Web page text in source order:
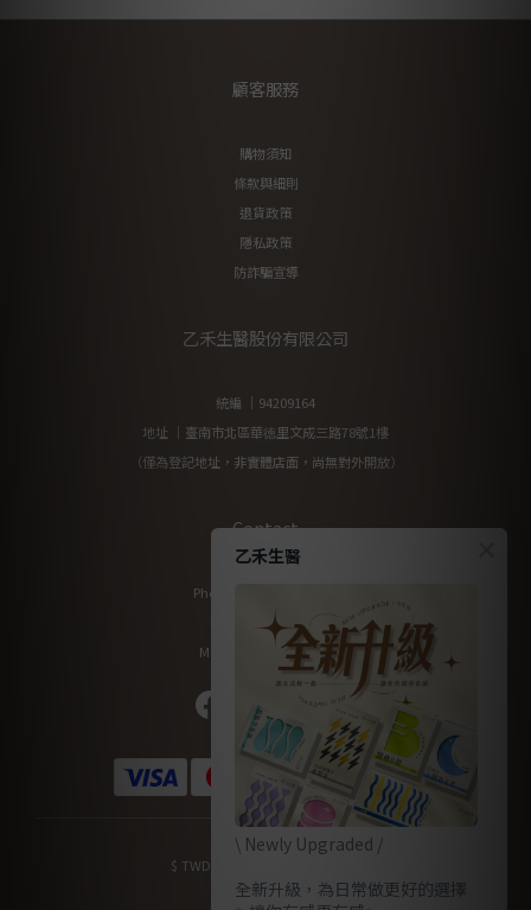
顧客服務
購物須知
條款與細則
退貨政策
隱私政策
防詐騙宣導
乙禾生醫股份有限公司
統編 ｜94209164
地址 ｜臺南市北區華徳里文成三路78號1樓
（僅為登記地址，非實體店面，尚無對外開放）
Contact
Phone / XX-XXX-XXX-XXX
Hours / XXXX-XXXX
Mail / XXX@XXXX.COM
$ TWD
乙禾生醫
\ Newly Upgraded /
全新升級，為日常做更好的選擇